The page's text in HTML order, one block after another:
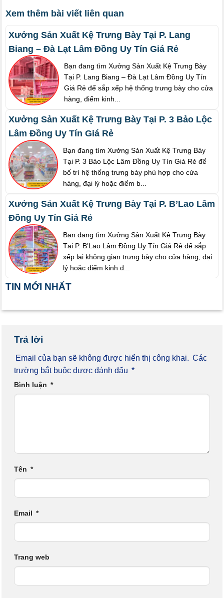
Xem thêm bài viết liên quan
Xưởng Sản Xuất Kệ Trưng Bày Tại P. Lang
Biang – Đà Lạt Lâm Đồng Uy Tín Giá Rẻ
Bạn đang tìm Xưởng Sản Xuất Kệ Trưng Bày
Tại P. Lang Biang – Đà Lạt Lâm Đồng Uy Tín
Giá Rẻ để sắp xếp hệ thống trưng bày cho cửa
hàng, điểm kinh...
Xưởng Sản Xuất Kệ Trưng Bày Tại P. 3 Bảo Lộc
Lâm Đồng Uy Tín Giá Rẻ
Bạn đang tìm Xưởng Sản Xuất Kệ Trưng Bày
Tại P. 3 Bảo Lộc Lâm Đồng Uy Tín Giá Rẻ để
bố trí hệ thống trưng bày phù hợp cho cửa
hàng, đại lý hoặc điểm b...
Xưởng Sản Xuất Kệ Trưng Bày Tại P. B’Lao Lâm
Đồng Uy Tín Giá Rẻ
Bạn đang tìm Xưởng Sản Xuất Kệ Trưng Bày
Tại P. B’Lao Lâm Đồng Uy Tín Giá Rẻ để sắp
xếp lại không gian trưng bày cho cửa hàng, đại
lý hoặc điểm kinh d...
TIN MỚI NHẤT
Trả lời
Email của bạn sẽ không được hiển thị công khai. Các
trường bắt buộc được đánh dấu *
Bình luận *
Tên *
Email *
Trang web